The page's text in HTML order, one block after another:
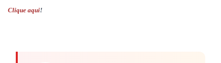
Clique aqui!